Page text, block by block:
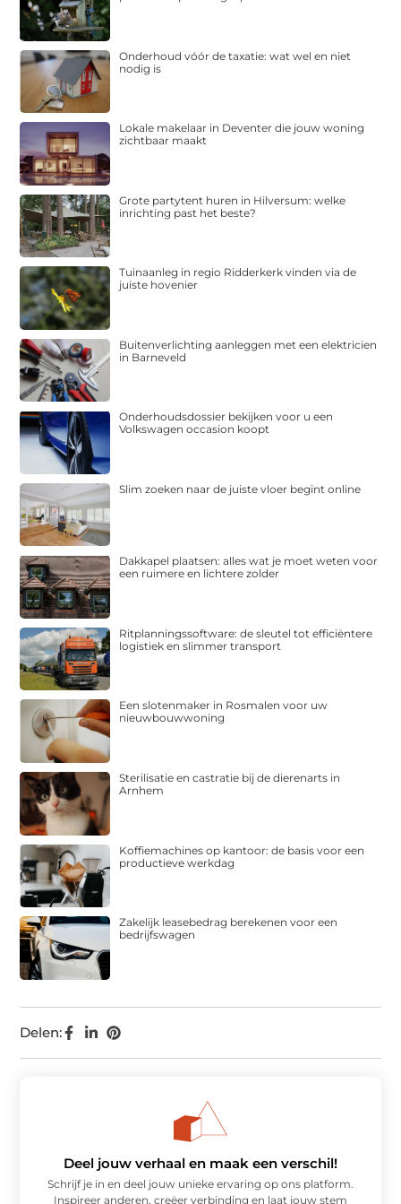
Delen:
Onderhoud vóór de taxatie: wat wel en niet
nodig is
Lokale makelaar in Deventer die jouw woning
zichtbaar maakt
Grote partytent huren in Hilversum: welke
inrichting past het beste?
Tuinaanleg in regio Ridderkerk vinden via de
juiste hovenier
Buitenverlichting aanleggen met een elektricien
in Barneveld
Onderhoudsdossier bekijken voor u een
Volkswagen occasion koopt
Slim zoeken naar de juiste vloer begint online
Dakkapel plaatsen: alles wat je moet weten voor
een ruimere en lichtere zolder
Ritplanningssoftware: de sleutel tot efficiëntere
logistiek en slimmer transport
Een slotenmaker in Rosmalen voor uw
nieuwbouwwoning
Sterilisatie en castratie bij de dierenarts in
Arnhem
Koffiemachines op kantoor: de basis voor een
productieve werkdag
Zakelijk leasebedrag berekenen voor een
bedrijfswagen
Deel jouw verhaal en maak een verschil!
Schrijf je in en deel jouw unieke ervaring op ons platform.
Inspireer anderen, creëer verbinding en laat jouw stem